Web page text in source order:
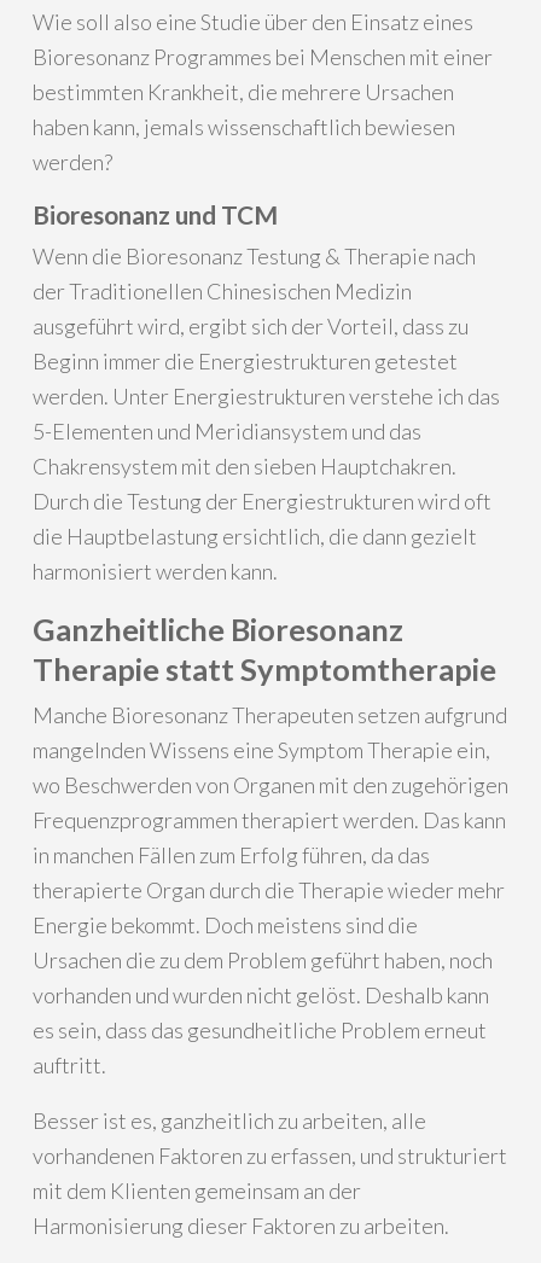
Wie soll also eine Studie über den Einsatz eines
Bioresonanz Programmes bei Menschen mit einer
bestimmten Krankheit, die mehrere Ursachen
haben kann, jemals wissenschaftlich bewiesen
werden?
Bioresonanz und TCM
Wenn die Bioresonanz Testung & Therapie nach
der Traditionellen Chinesischen Medizin
ausgeführt wird, ergibt sich der Vorteil, dass zu
Beginn immer die Energiestrukturen getestet
werden. Unter Energiestrukturen verstehe ich das
5-Elementen und Meridiansystem und das
Chakrensystem mit den sieben Hauptchakren.
Durch die Testung der Energiestrukturen wird oft
die Hauptbelastung ersichtlich, die dann gezielt
harmonisiert werden kann.
Ganzheitliche Bioresonanz
Therapie statt Symptomtherapie
Manche Bioresonanz Therapeuten setzen aufgrund
mangelnden Wissens eine Symptom Therapie ein,
wo Beschwerden von Organen mit den zugehörigen
Frequenzprogrammen therapiert werden. Das kann
in manchen Fällen zum Erfolg führen, da das
therapierte Organ durch die Therapie wieder mehr
Energie bekommt. Doch meistens sind die
Ursachen die zu dem Problem geführt haben, noch
vorhanden und wurden nicht gelöst. Deshalb kann
es sein, dass das gesundheitliche Problem erneut
auftritt.
Besser ist es, ganzheitlich zu arbeiten, alle
vorhandenen Faktoren zu erfassen, und strukturiert
mit dem Klienten gemeinsam an der
Harmonisierung dieser Faktoren zu arbeiten.